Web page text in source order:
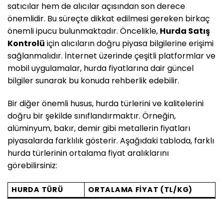
satıcılar hem de alıcılar açısından son derece
önemlidir. Bu süreçte dikkat edilmesi gereken birkaç
önemli ipucu bulunmaktadır. Öncelikle, Hurda Satış
Kontrolü için alıcıların doğru piyasa bilgilerine erişimi
sağlanmalıdır. İnternet üzerinde çeşitli platformlar ve
mobil uygulamalar, hurda fiyatlarına dair güncel
bilgiler sunarak bu konuda rehberlik edebilir.
Bir diğer önemli husus, hurda türlerini ve kalitelerini
doğru bir şekilde sınıflandırmaktır. Örneğin,
alüminyum, bakır, demir gibi metallerin fiyatları
piyasalarda farklılık gösterir. Aşağıdaki tabloda, farklı
hurda türlerinin ortalama fiyat aralıklarını
görebilirsiniz:
HURDA TÜRÜ
ORTALAMA FIYAT (TL/KG)